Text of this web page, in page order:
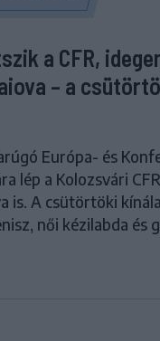
a CFR,
– a
Európa- és
lép a Kolozsvári
is. A csütörtöki
női kézilabda és